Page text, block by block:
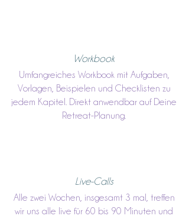
Workbook
Umfangreiches Workbook mit Aufgaben,
Vorlagen, Beispielen und Checklisten zu
jedem Kapitel. Direkt anwendbar auf Deine
Retreat-Planung.
Live-Calls
Alle zwei Wochen, insgesamt 3 mal, treffen
wir uns alle live für 60 bis 90 Minuten und